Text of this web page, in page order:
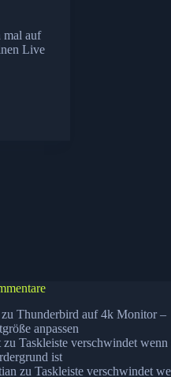
mal auf
Live
Thunderbird auf 4k Monitor –
anpassen
zu Taskleiste verschwindet wenn
ist
zu Taskleiste verschwindet